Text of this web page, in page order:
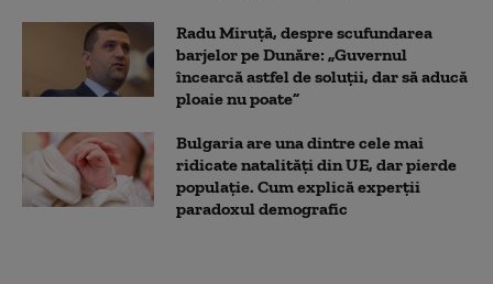
Radu Miruță, despre scufundarea
barjelor pe Dunăre: „Guvernul
încearcă astfel de soluții, dar să aducă
ploaie nu poate”
Bulgaria are una dintre cele mai
ridicate natalități din UE, dar pierde
populație. Cum explică experții
paradoxul demografic